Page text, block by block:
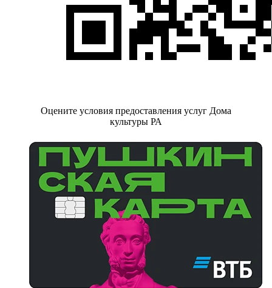
Оцените условия предоставления услуг Дома
культуры РА